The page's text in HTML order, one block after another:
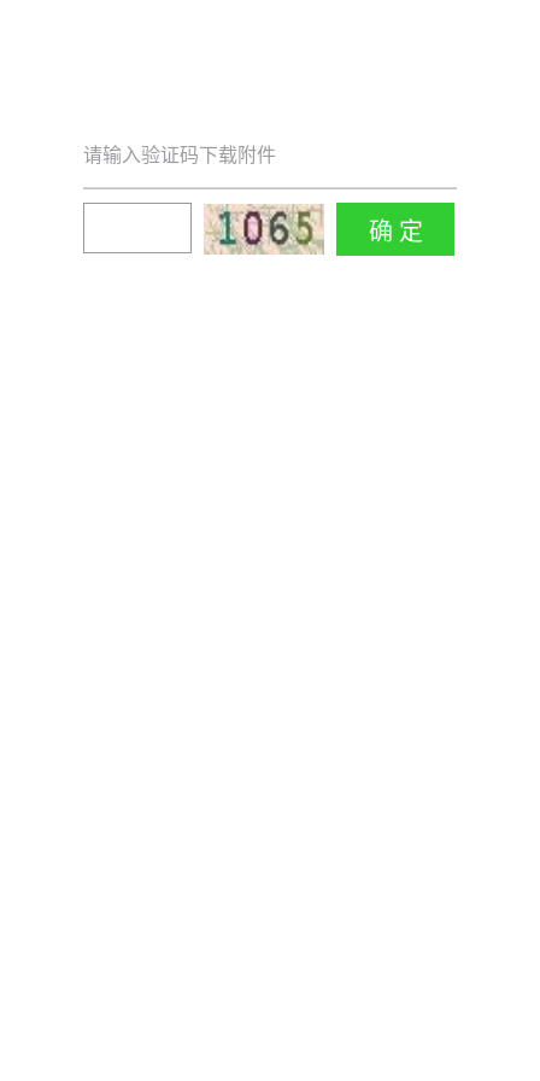
请输入验证码下载附件